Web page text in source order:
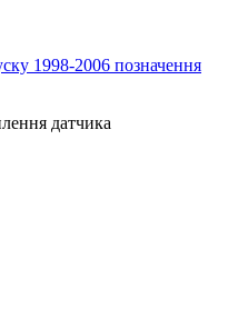
1998-2006 позначення
датчика